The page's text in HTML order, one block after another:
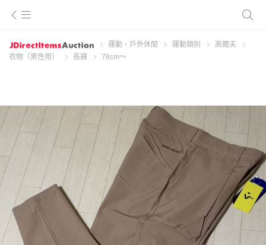
運動、戶外休閒 運動類別
高爾夫
衣物（男性用）
長褲 78cm～